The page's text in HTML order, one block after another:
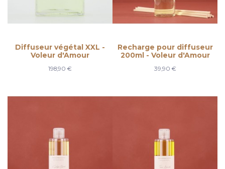
Diffuseur végétal XXL -
Voleur d'Amour
198,90 €
Recharge pour diffuseur
200ml - Voleur d'Amour
39,90 €